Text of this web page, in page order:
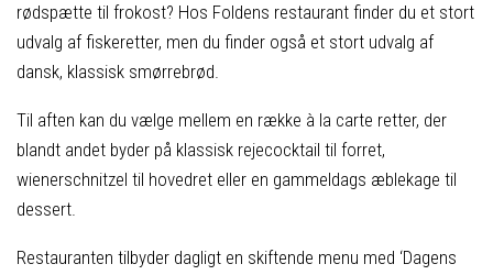
rødspætte til frokost? Hos Foldens restaurant finder du et stort
udvalg af fiskeretter, men du finder også et stort udvalg af
dansk, klassisk smørrebrød.
Til aften kan du vælge mellem en række à la carte retter, der
blandt andet byder på klassisk rejecocktail til forret,
wienerschnitzel til hovedret eller en gammeldags æblekage til
dessert.
Restauranten tilbyder dagligt en skiftende menu med ‘Dagens